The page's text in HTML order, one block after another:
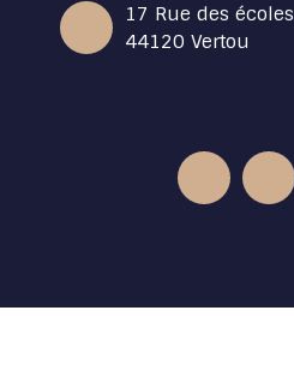
17 Rue des écoles
44120 Vertou